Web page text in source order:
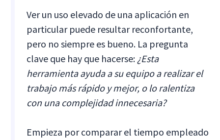
Ver un uso elevado de una aplicación en
particular puede resultar reconfortante,
pero no siempre es bueno. La pregunta
clave que hay que hacerse: ¿Esta
herramienta ayuda a su equipo a realizar el
trabajo más rápido y mejor, o lo ralentiza
con una complejidad innecesaria?
Empieza por comparar el tiempo empleado